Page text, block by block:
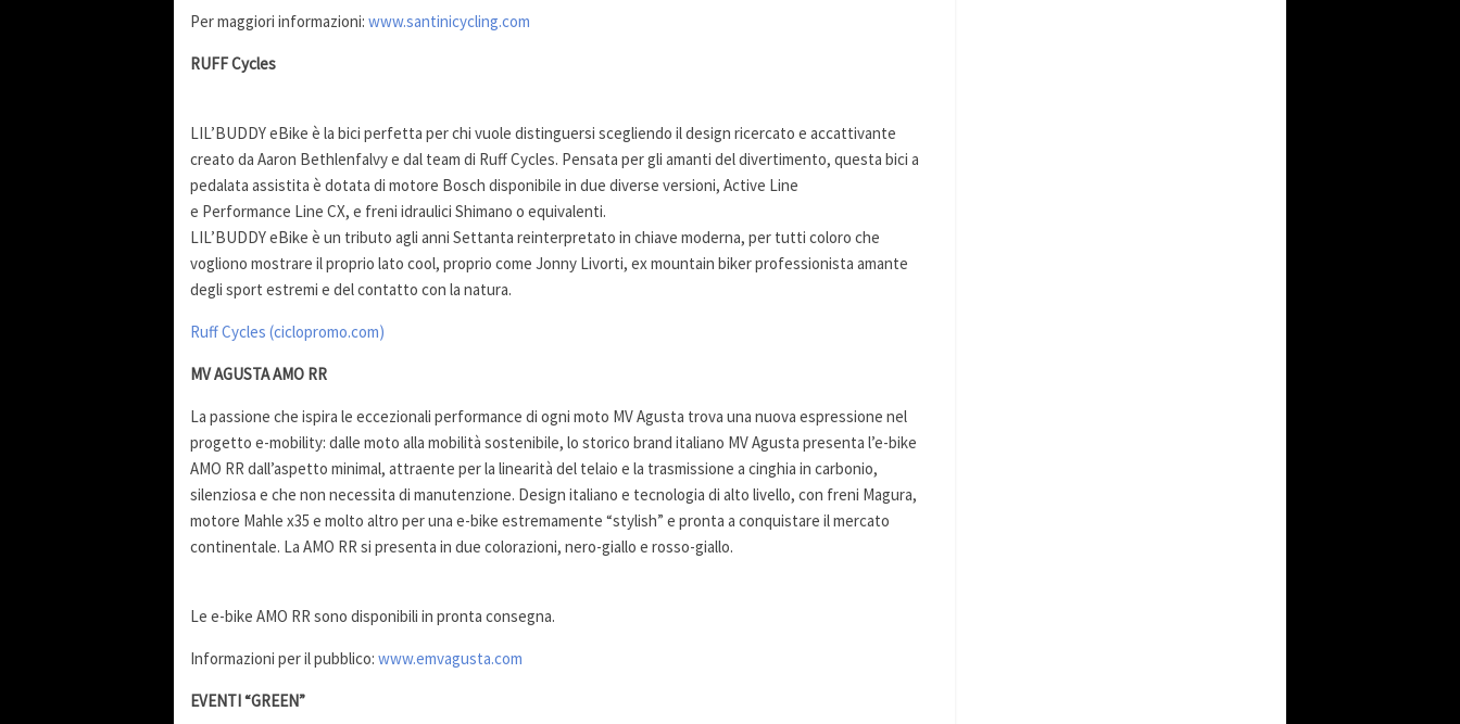
Per maggiori informazioni: www.santinicycling.com
RUFF Cycles
LIL’BUDDY eBike è la bici perfetta per chi vuole distinguersi scegliendo il design ricercato e accattivante
creato da Aaron Bethlenfalvy e dal team di Ruff Cycles. Pensata per gli amanti del divertimento, questa bici a
pedalata assistita è dotata di motore Bosch disponibile in due diverse versioni, Active Line
e Performance Line CX, e freni idraulici Shimano o equivalenti.
LIL’BUDDY eBike è un tributo agli anni Settanta reinterpretato in chiave moderna, per tutti coloro che
vogliono mostrare il proprio lato cool, proprio come Jonny Livorti, ex mountain biker professionista amante
degli sport estremi e del contatto con la natura.
Ruff Cycles (ciclopromo.com)
MV AGUSTA AMO RR
La passione che ispira le eccezionali performance di ogni moto MV Agusta trova una nuova espressione nel
progetto e-mobility: dalle moto alla mobilità sostenibile, lo storico brand italiano MV Agusta presenta l’e-bike
AMO RR dall’aspetto minimal, attraente per la linearità del telaio e la trasmissione a cinghia in carbonio,
silenziosa e che non necessita di manutenzione. Design italiano e tecnologia di alto livello, con freni Magura,
motore Mahle x35 e molto altro per una e-bike estremamente “stylish” e pronta a conquistare il mercato
continentale. La AMO RR si presenta in due colorazioni, nero-giallo e rosso-giallo.
Le e-bike AMO RR sono disponibili in pronta consegna.
Informazioni per il pubblico: www.emvagusta.com
EVENTI “GREEN”